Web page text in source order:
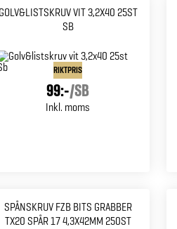
GOLV&LISTSKRUV VIT 3,2X40 25ST
SB
RIKTPRIS
99:-/SB
Inkl. moms
SPÅNSKRUV FZB BITS GRABBER
TX20 SPÅR 17 4,3X42MM 250ST